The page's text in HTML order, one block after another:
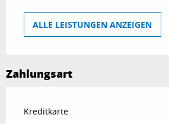
ALLE LEISTUNGEN ANZEIGEN
Zahlungsart
Kreditkarte